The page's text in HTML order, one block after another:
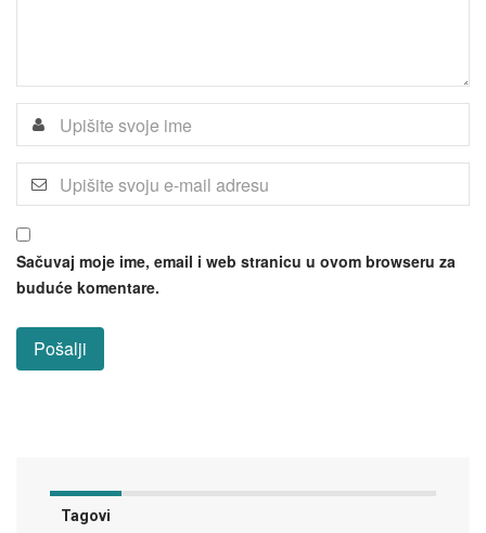
Sačuvaj moje ime, email i web stranicu u ovom browseru za
buduće komentare.
Tagovi